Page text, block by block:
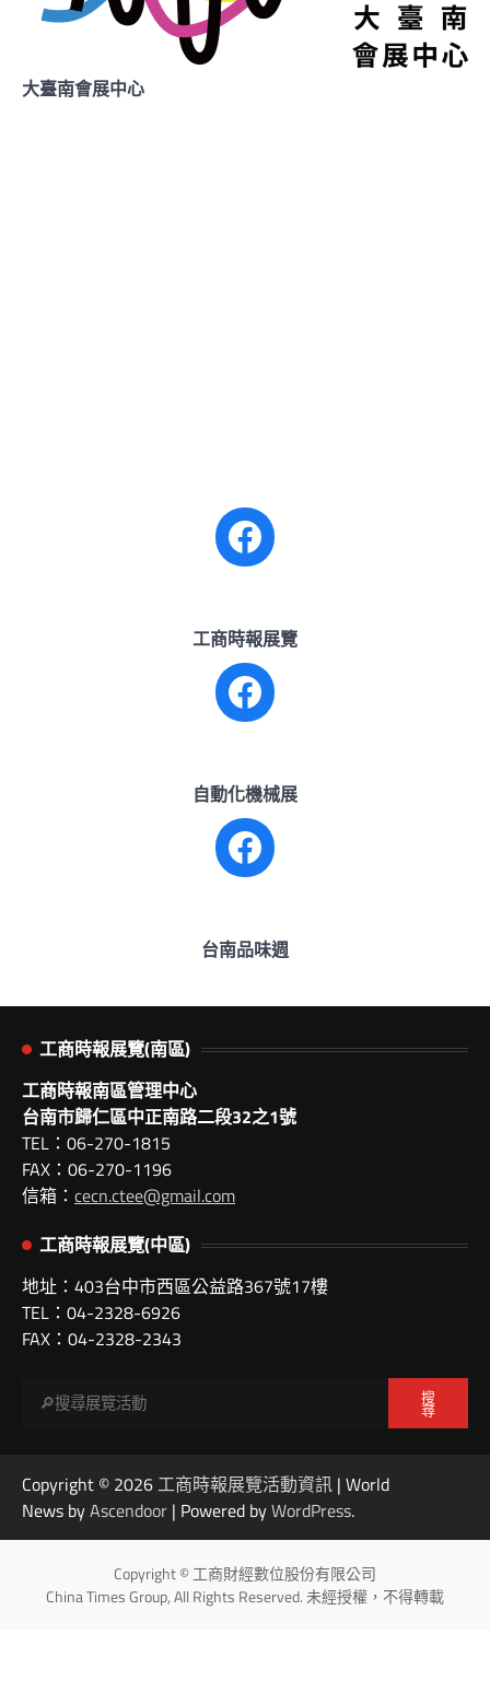
大臺南會展中心
工商時報展覽
Facebook
自動化機械展
Facebook
台南品味週
工商時報展覽(南區)
工商時報南區管理中心
台南市歸仁區中正南路二段32之1號
TEL：06-270-1815
FAX：06-270-1196
信箱： cecn.ctee@gmail.com
工商時報展覽(中區)
地址：403台中市西區公益路367號17樓
TEL：04-2328-6926
FAX：04-2328-2343
搜
尋
Copyright © 2026工商時報展覽活動資訊 | World
News byAscendoor | Powered byWordPress.
Copyright © 工商財經數位股份有限公司
China Times Group, All Rights Reserved. 未經授權，不得轉載